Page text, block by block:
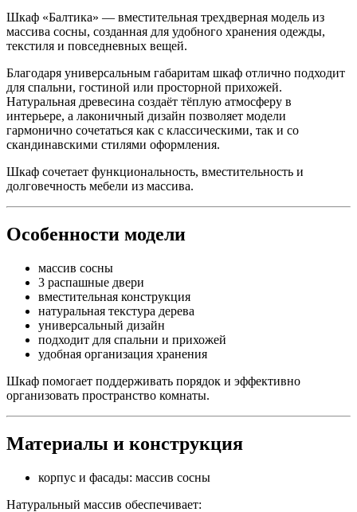
Шкаф «Балтика» — вместительная трехдверная модель из
массива сосны, созданная для удобного хранения одежды,
текстиля и повседневных вещей.
Благодаря универсальным габаритам шкаф отлично подходит
для спальни, гостиной или просторной прихожей.
Натуральная древесина создаёт тёплую атмосферу в
интерьере, а лаконичный дизайн позволяет модели
гармонично сочетаться как с классическими, так и со
скандинавскими стилями оформления.
Шкаф сочетает функциональность, вместительность и
долговечность мебели из массива.
Особенности модели
массив сосны
3 распашные двери
вместительная конструкция
натуральная текстура дерева
универсальный дизайн
подходит для спальни и прихожей
удобная организация хранения
Шкаф помогает поддерживать порядок и эффективно
организовать пространство комнаты.
Материалы и конструкция
корпус и фасады: массив сосны
Натуральный массив обеспечивает: